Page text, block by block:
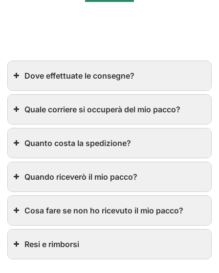
Dove effettuate le consegne?
Quale corriere si occuperà del mio pacco?
Quanto costa la spedizione?
Quando riceverò il mio pacco?
Cosa fare se non ho ricevuto il mio pacco?
Resi e rimborsi